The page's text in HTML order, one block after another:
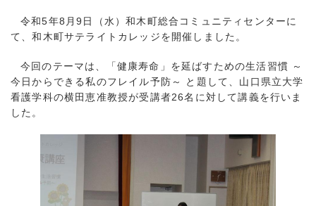
令和5年8月9日（水）和木町総合コミュニティセンターに
て、和木町サテライトカレッジを開催しました。
今回のテーマは、「健康寿命」を延ばすための生活習慣 ～
今日からできる私のフレイル予防～ と題して、山口県立大学
看護学科の横田恵准教授が受講者26名に対して講義を行いま
した。